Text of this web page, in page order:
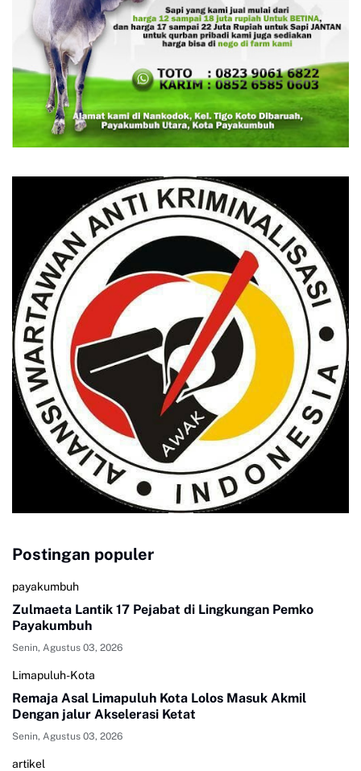
Postingan populer
payakumbuh
Zulmaeta Lantik 17 Pejabat di Lingkungan Pemko
Payakumbuh
Senin, Agustus 03, 2026
Limapuluh-Kota
Remaja Asal Limapuluh Kota Lolos Masuk Akmil
Dengan jalur Akselerasi Ketat
Senin, Agustus 03, 2026
artikel